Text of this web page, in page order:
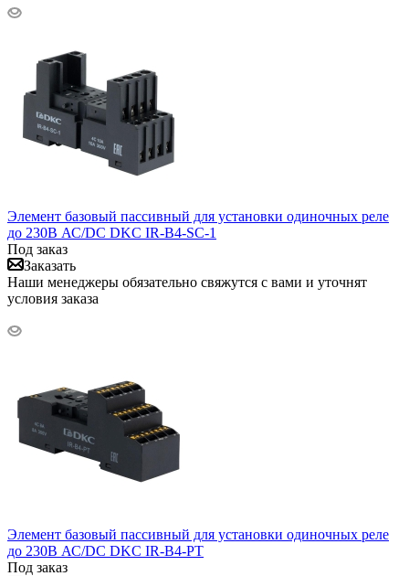
Элемент базовый пассивный для установки одиночных реле
до 230В АС/DC DKC IR-B4-SC-1
Под заказ
Заказать
Наши менеджеры обязательно свяжутся с вами и уточнят
условия заказа
Элемент базовый пассивный для установки одиночных реле
до 230В АС/DC DKC IR-B4-PT
Под заказ